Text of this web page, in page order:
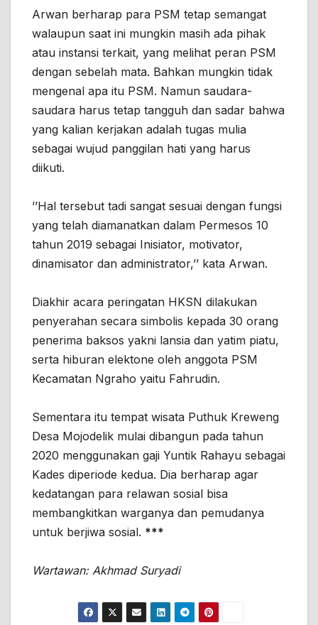
Arwan berharap para PSM tetap semangat
walaupun saat ini mungkin masih ada pihak
atau instansi terkait, yang melihat peran PSM
dengan sebelah mata. Bahkan mungkin tidak
mengenal apa itu PSM. Namun saudara-
saudara harus tetap tangguh dan sadar bahwa
yang kalian kerjakan adalah tugas mulia
sebagai wujud panggilan hati yang harus
diikuti.
’’Hal tersebut tadi sangat sesuai dengan fungsi
yang telah diamanatkan dalam Permesos 10
tahun 2019 sebagai Inisiator, motivator,
dinamisator dan administrator,’’ kata Arwan.
Diakhir acara peringatan HKSN dilakukan
penyerahan secara simbolis kepada 30 orang
penerima baksos yakni lansia dan yatim piatu,
serta hiburan elektone oleh anggota PSM
Kecamatan Ngraho yaitu Fahrudin.
Sementara itu tempat wisata Puthuk Kreweng
Desa Mojodelik mulai dibangun pada tahun
2020 menggunakan gaji Yuntik Rahayu sebagai
Kades diperiode kedua. Dia berharap agar
kedatangan para relawan sosial bisa
membangkitkan warganya dan pemudanya
untuk berjiwa sosial. ***
Wartawan: Akhmad Suryadi